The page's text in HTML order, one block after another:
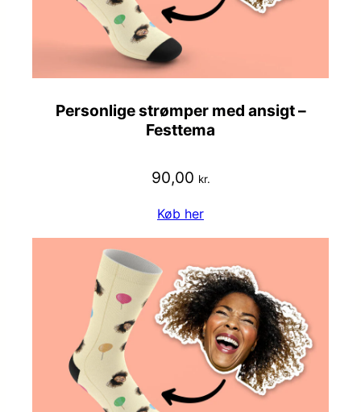
Personlige strømper med ansigt –
Festtema
90,00 kr.
Køb her